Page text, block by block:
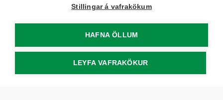
Stillingar á vafrakökum
HAFNA ÖLLUM
LEYFA VAFRAKÖKUR